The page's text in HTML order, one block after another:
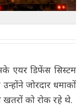
एयर डिफेंस सिस्टम
जोरदार धमाकों
को रोक रहे थे.